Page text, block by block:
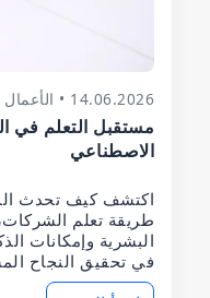
14.06.2026 • الأعمال وتكنولوجيا المعلومات
مستقبل التعلم في
الاصطناعي
اكتشف كيف تحدث
طريقة تعلم
البشرية وإمكانات
في تحقيق النجاح